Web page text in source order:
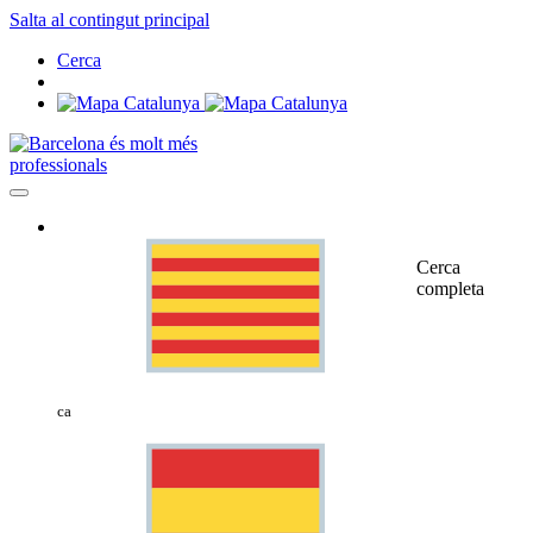
Salta al contingut principal
Cerca
professionals
ca
Cerca
completa